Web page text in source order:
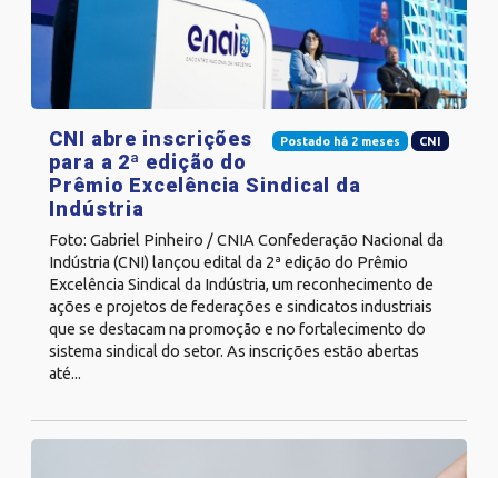
Postado há 2 meses CNI
CNI abre inscrições
para a 2ª edição do
Prêmio Excelência Sindical da
Indústria
Foto: Gabriel Pinheiro / CNIA Confederação Nacional da
Indústria (CNI) lançou edital da 2ª edição do Prêmio
Excelência Sindical da Indústria, um reconhecimento de
ações e projetos de federações e sindicatos industriais
que se destacam na promoção e no fortalecimento do
sistema sindical do setor. As inscrições estão abertas
até...